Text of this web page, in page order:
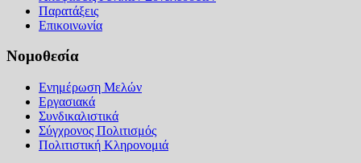
Παρατάξεις
Επικοινωνία
Νομοθεσία
Ενημέρωση Μελών
Εργασιακά
Συνδικαλιστικά
Σύγχρονος Πολιτισμός
Πολιτιστική Κληρονομιά